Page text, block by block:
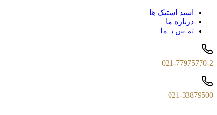
اسید استیک ها
درباره ما
تماس با ما
021-77975770-2
021-33879500